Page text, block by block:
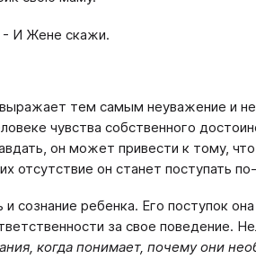
- И Жене скажи.
тем самым неуважение и
чувства собственного
он может привести к тому,
отсутствие он станет поступать
сознание ребенка. Его поступок
за свое поведение.
когда понимает, почему они